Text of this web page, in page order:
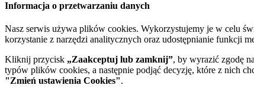
Informacja o przetwarzaniu danych
Nasz serwis używa plików cookies. Wykorzystujemy je w celu
korzystanie z narzędzi analitycznych oraz udostępnianie funkcji
Kliknij przycisk „Zaakceptuj lub zamknij”, by wyrazić zgodę
typów plików cookies, a następnie podjąć decyzję, które z nich
"Zmień ustawienia Cookies".